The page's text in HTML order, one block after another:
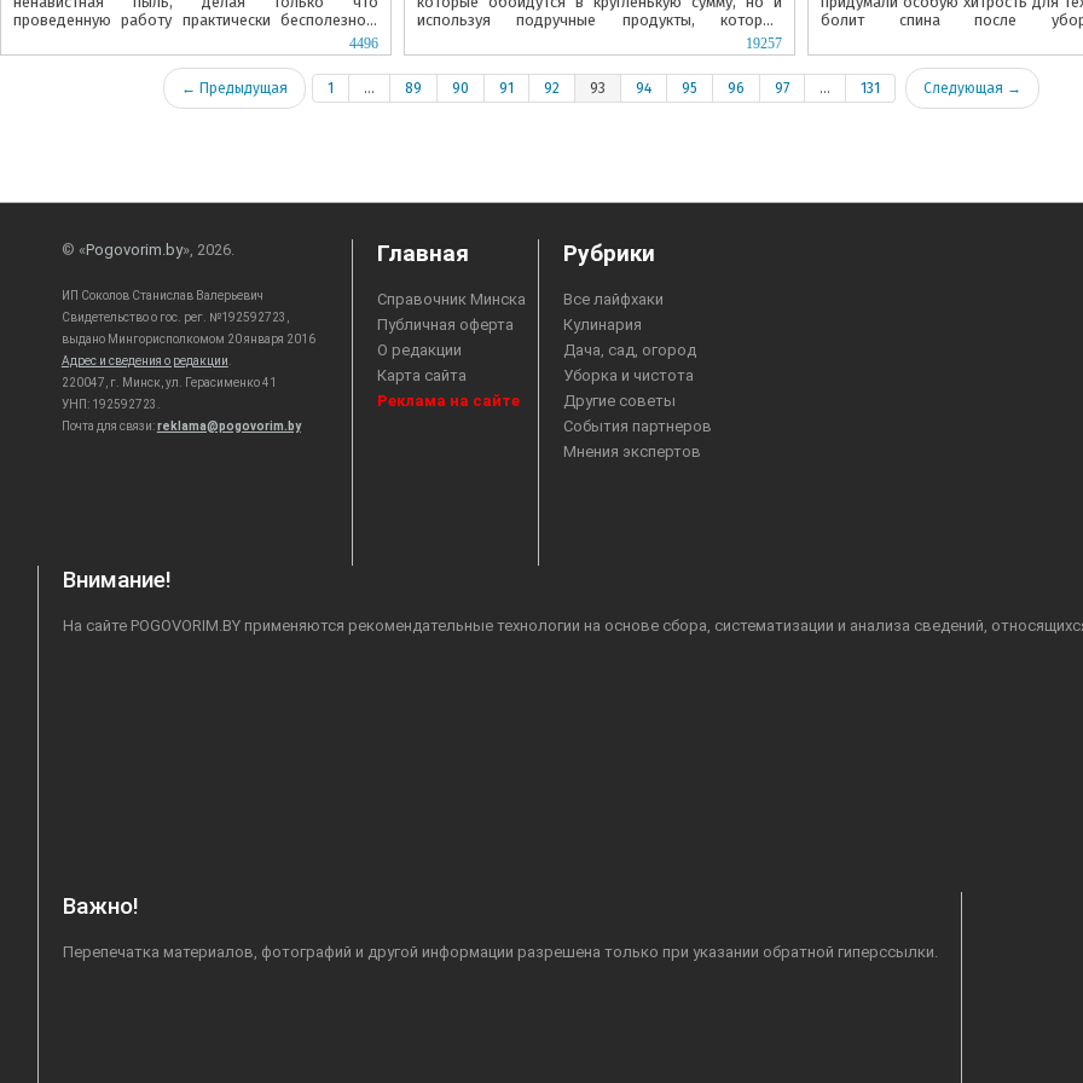
проведенную работу практически бесполезной.
4496
используя подручные продукты, которые
19257
болит спина после
← Предыдущая 1 ... 89 90 91 92 93 94 95 96 97 ... 131 Следующая →
© «Pogovorim.by», 2026.
ИП Соколов Станислав Валерьевич
Свидетельство о гос. рег. №192592723,
выдано Мингорисполкомом 20 января 2016
Адрес и сведения о редакции
220047, г. Минск, ул. Герасименко 41
УНП: 192592723.
Почта для связи:reklama@pogovorim.by
Главная
Справочник Минска
Публичная оферта
О редакции
Карта сайта
Реклама на сайте
Рубрики
Все лайфхаки
Кулинария
Дача, сад, огород
Уборка и чистота
Другие советы
События партнеров
Мнения экспертов
Внимание!
На сайте POGOVORIM.BY применяются рекомендательные технологии на основе сбора, систематизации и анализа сведений,
Важно!
Перепечатка материалов, фотографий и другой информации разрешена только при указании обратной гиперссылки.